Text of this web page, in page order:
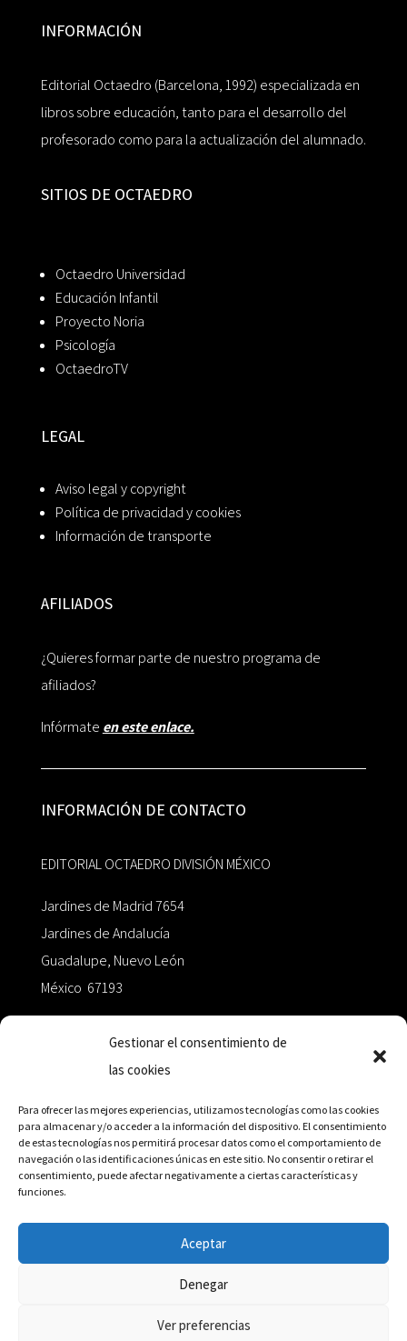
Gestionar el consentimiento de
las cookies
Para ofrecer las mejores experiencias, utilizamos tecnologías como las cookies
para almacenar y/o acceder a la información del dispositivo. El consentimiento
de estas tecnologías nos permitirá procesar datos como el comportamiento de
navegación o las identificaciones únicas en este sitio. No consentir o retirar el
consentimiento, puede afectar negativamente a ciertas características y
funciones.
Aceptar
Denegar
Ver preferencias
INFORMACIÓN
Editorial Octaedro (Barcelona, 1992) especializada en
libros sobre educación, tanto para el desarrollo del
profesorado como para la actualización del alumnado.
SITIOS DE OCTAEDRO
Octaedro Universidad
Educación Infantil
Proyecto Noria
Psicología
OctaedroTV
LEGAL
Aviso legal y copyright
Política de privacidad y cookies
Información de transporte
AFILIADOS
¿Quieres formar parte de nuestro programa de
afiliados?
Infórmate en este enlace.
INFORMACIÓN DE CONTACTO
EDITORIAL OCTAEDRO DIVISIÓN MÉXICO
Jardines de Madrid 7654
Jardines de Andalucía
Guadalupe, Nuevo León
México 67193
+52 811.499.5638
RED DE DISTRIBUCIÓN
Distribuidores en México y Octaedro internacional